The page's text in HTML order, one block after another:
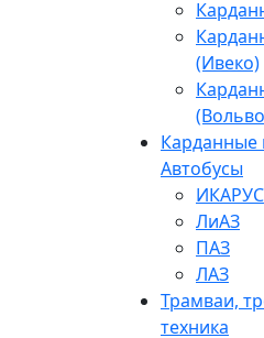
(Ивеко)
Карданные
Автобусы
ИКАРУС
ЛиАЗ
ПАЗ
ЛАЗ
Трамваи,
техника